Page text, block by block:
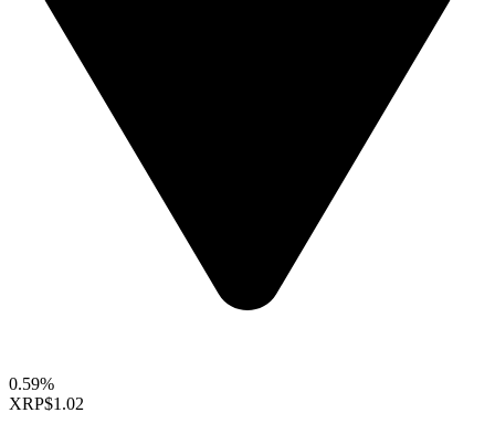
0.59%
XRP$1.02